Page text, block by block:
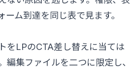
ーム到達を同じ表で見ます。
をLPのCTA差し替えに当ては
編集ファイルを二つに限定し、